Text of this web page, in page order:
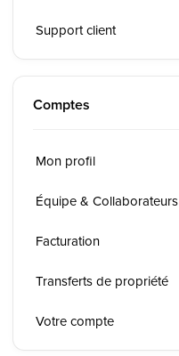
Support client
Comptes
Mon profil
Équipe & Collaborateurs
Facturation
Transferts de propriété
Votre compte